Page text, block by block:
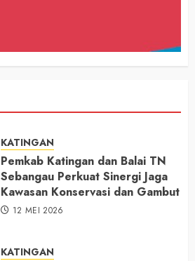
KATINGAN
Pemkab Katingan dan Balai TN
Sebangau Perkuat Sinergi Jaga
Kawasan Konservasi dan Gambut
12 MEI 2026
KATINGAN